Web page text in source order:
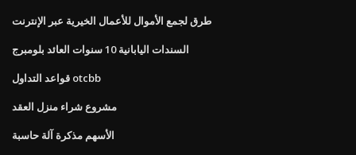
طرق لجمع الأموال للأعمال الخيرية عبر الإنترنت
السندات اليابانية 10 سنوات العائد بلومبرج
قواعد التداول otcbb
مشروع شراء منزل العقد
الأسهم مذكرة آلة حاسبة